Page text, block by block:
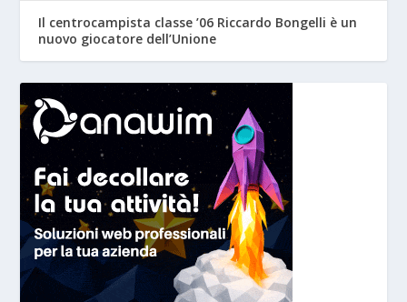
Il centrocampista classe ’06 Riccardo Bongelli è un
nuovo giocatore dell’Unione